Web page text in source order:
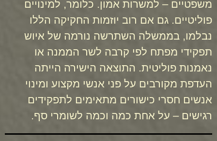
משפטיים – למשרות אמון. כלומר, למינויים
פוליטיים. גם אם רוב יוזמות החקיקה הללו
נבלמו, בממשלה השתרשה נורמה של איוש
תפקידי מפתח לפי קרבה לשר הממנה או
נאמנות פוליטית. התוצאה הישירה הייתה
העדפת מקורבים על פני אנשי מקצוע ומינוי
אנשים חסרי כישורים מתאימים לתפקידים
רגישים – על אחת כמה וכמה לשומרי סף.